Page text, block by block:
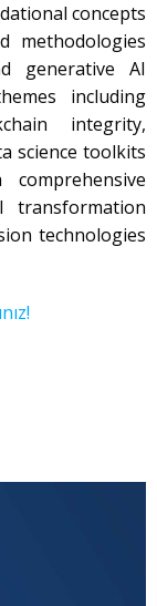
concepts
methodologies
generative AI
including
integrity,
science toolkits
transformation
technologies